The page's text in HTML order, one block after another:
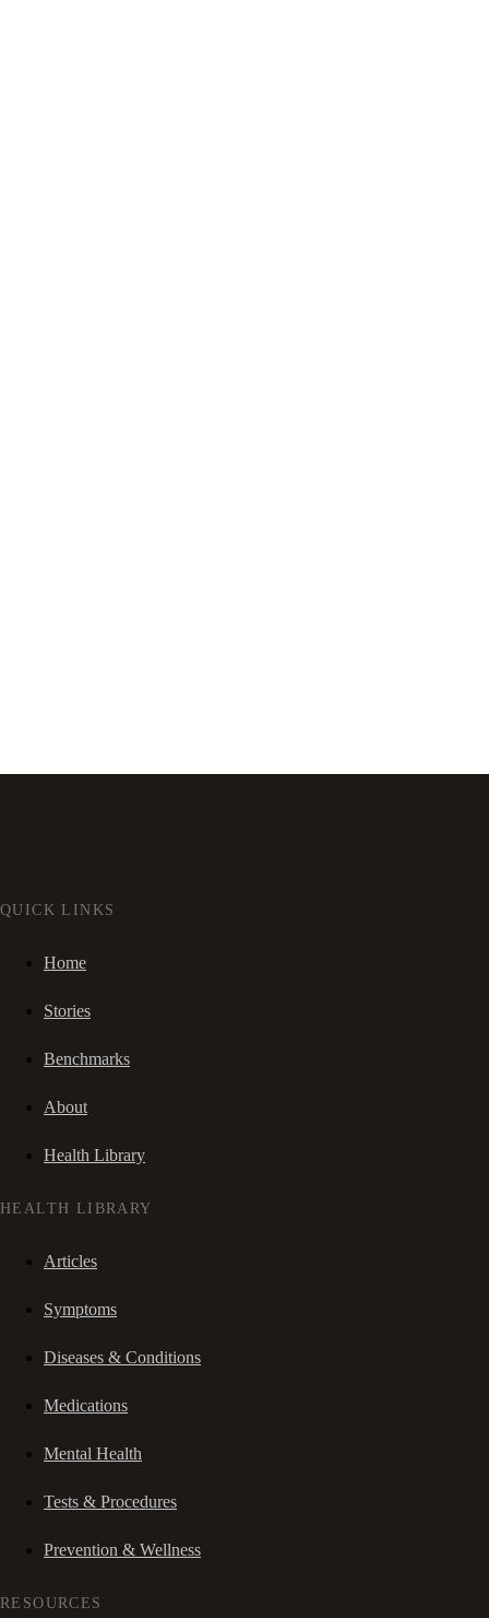
QUICK LINKS
Home
Stories
Benchmarks
About
Health Library
HEALTH LIBRARY
Articles
Symptoms
Diseases & Conditions
Medications
Mental Health
Tests & Procedures
Prevention & Wellness
RESOURCES